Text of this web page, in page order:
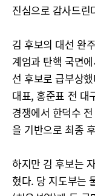
진심으로 감사드린
김 후보의 대선 완
계엄과 탄핵 국면
선 후보로 급부상
대표, 홍준표 전 대
경쟁에서 한덕수
을 기반으로 최종
하지만 김 후보는
혔다. 당 지도부는